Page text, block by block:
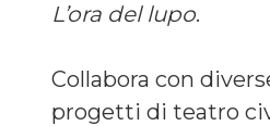
L’ora del lupo.
Collabora con
progetti di teatro